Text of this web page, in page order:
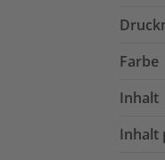
Farbe
Inhalt
Inhalt